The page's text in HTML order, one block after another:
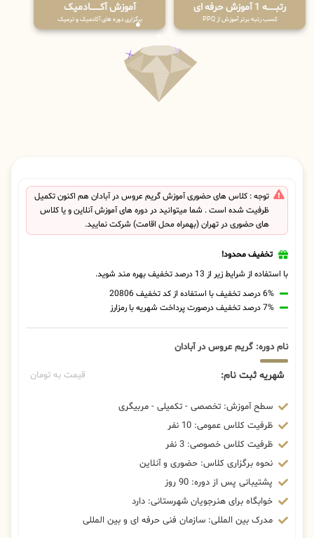
رتبــــــه 1 آموزش حرفه ای
کسب رتبه برتر آموزش از PPQ
آموزش آکـــــــادمیک
برگزاری دوره های آکادمیک و ترمیک
توجه : کلاس های حضوری آموزش گریم عروس در آبادان هم اکنون تکمیل
ظرفیت شده است . شما میتوانید در دوره های آموزش آنلاین و یا کلاس
های حضوری در تهران (بهمراه محل اقامت) شرکت نمایید.
تخفیف محدود!
با استفاده از شرایط زیر از 13 درصد تخفیف بهره مند شوید.
6% درصد تخفیف با استفاده از کد تخفیف 20806
7% درصد تخفیف درصورت پرداخت شهریه با رمزارز
نام دوره: گریم عروس در آبادان
شهریه ثبت نام: قیمت به تومان
سطح آموزش: تخصصی - تکمیلی - مربیگری
ظرفیت کلاس عمومی: 10 نفر
ظرفیت کلاس خصوصی: 3 نفر
نحوه برگزاری کلاس: حضوری و آنلاین
پشتیبانی پس از دوره: 90 روز
خوابگاه برای هنرجویان شهرستانی: دارد
مدرک بین المللی: سازمان فنی حرفه ای و بین المللی